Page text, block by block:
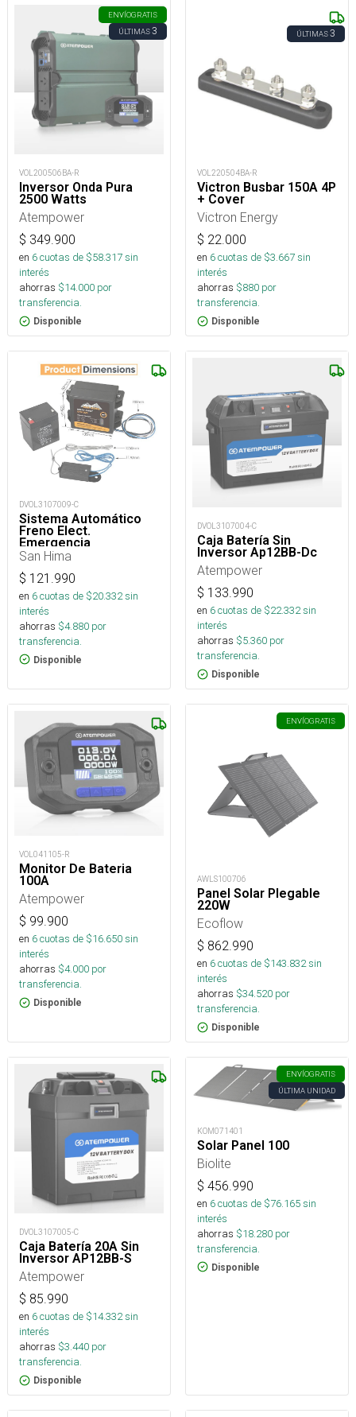
ENVÍOGRATIS
ÚLTIMAS3
VOL200506BA-R
Inversor Onda Pura
2500 Watts
Atempower
$ 349.900
en 6cuotas de $58.317sin
interés
ahorras $14.000 por
transferencia.
Disponible
ÚLTIMAS3
VOL220504BA-R
Victron Busbar 150A 4P
+ Cover
Victron Energy
$ 22.000
en 6cuotas de $3.667sin
interés
ahorras $880 por
transferencia.
Disponible
DVOL3107009-C
Sistema Automático
Freno Elect.
Emergencia
San Hima
$ 121.990
en 6cuotas de $20.332sin
interés
ahorras $4.880 por
transferencia.
Disponible
DVOL3107004-C
Caja Batería Sin
Inversor Ap12BB-Dc
Atempower
$ 133.990
en 6cuotas de $22.332sin
interés
ahorras $5.360 por
transferencia.
Disponible
VOL041105-R
Monitor De Bateria
100A
Atempower
$ 99.900
en 6cuotas de $16.650sin
interés
ahorras $4.000 por
transferencia.
Disponible
ENVÍOGRATIS
AWLS100706
Panel Solar Plegable
220W
Ecoflow
$ 862.990
en 6cuotas de $143.832sin
interés
ahorras $34.520 por
transferencia.
Disponible
DVOL3107005-C
Caja Batería 20A Sin
Inversor AP12BB-S
Atempower
$ 85.990
en 6cuotas de $14.332sin
interés
ahorras $3.440 por
transferencia.
Disponible
ENVÍOGRATIS
ÚLTIMA UNIDAD
KOM071401
Solar Panel 100
Biolite
$ 456.990
en 6cuotas de $76.165sin
interés
ahorras $18.280 por
transferencia.
Disponible